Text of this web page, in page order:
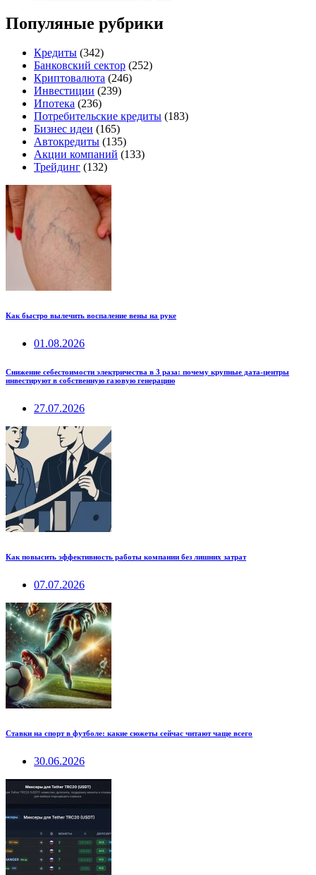
Популяные рубрики
Кредиты (342)
Банковский сектор (252)
Криптовалюта (246)
Инвестиции (239)
Ипотека (236)
Потребительские кредиты (183)
Бизнес идеи (165)
Автокредиты (135)
Акции компаний (133)
Трейдинг (132)
Как быстро вылечить воспаление вены на руке
01.08.2026
Снижение себестоимости электричества в 3 раза: почему крупные дата-центры
инвестируют в собственную газовую генерацию
27.07.2026
Как повысить эффективность работы компании без лишних затрат
07.07.2026
Ставки на спорт в футболе: какие сюжеты сейчас читают чаще всего
30.06.2026